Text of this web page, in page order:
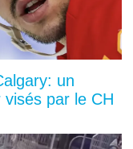
un
par le CH